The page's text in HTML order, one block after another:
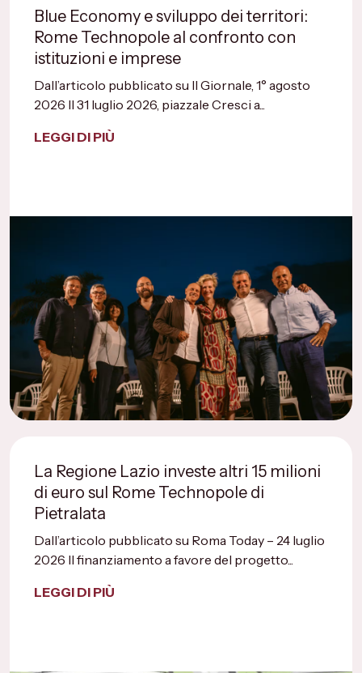
Blue Economy e sviluppo dei territori:
Rome Technopole al confronto con
istituzioni e imprese
Dall’articolo pubblicato su Il Giornale, 1° agosto
2026 Il 31 luglio 2026, piazzale Cresci a...
LEGGI DI PIÙ
La Regione Lazio investe altri 15 milioni
di euro sul Rome Technopole di
Pietralata
Dall’articolo pubblicato su Roma Today – 24 luglio
2026 Il finanziamento a favore del progetto...
LEGGI DI PIÙ